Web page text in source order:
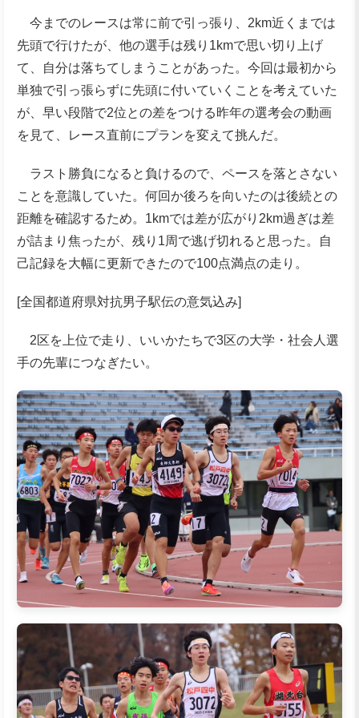
今までのレースは常に前で引っ張り、2km近くまでは
先頭で行けたが、他の選手は残り1kmで思い切り上げ
て、自分は落ちてしまうことがあった。今回は最初から
単独で引っ張らずに先頭に付いていくことを考えていた
が、早い段階で2位との差をつける昨年の選考会の動画
を見て、レース直前にプランを変えて挑んだ。
ラスト勝負になると負けるので、ペースを落とさない
ことを意識していた。何回か後ろを向いたのは後続との
距離を確認するため。1kmでは差が広がり2km過ぎは差
が詰まり焦ったが、残り1周で逃げ切れると思った。自
己記録を大幅に更新できたので100点満点の走り。
[全国都道府県対抗男子駅伝の意気込み]
2区を上位で走り、いいかたちで3区の大学・社会人選
手の先輩につなぎたい。